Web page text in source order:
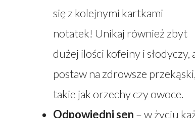
się z kolejnymi kartkami
notatek! Unikaj również zbyt
dużej ilości kofeiny i słodyczy,
postaw na zdrowsze przekąski,
takie jak orzechy czy owoce.
Odpowiedni sen – w życiu